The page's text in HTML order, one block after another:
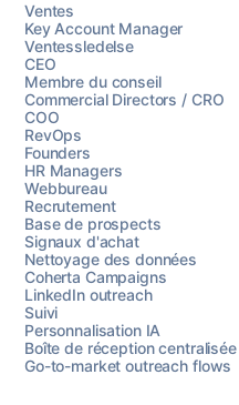
Ventes
Key Account Manager
Ventessledelse
CEO
Membre du conseil
Commercial Directors / CRO
COO
RevOps
Founders
HR Managers
Webbureau
Recrutement
Base de prospects
Signaux d'achat
Nettoyage des données
Coherta Campaigns
LinkedIn outreach
Suivi
Personnalisation IA
Boîte de réception centralisée
Go-to-market outreach flows